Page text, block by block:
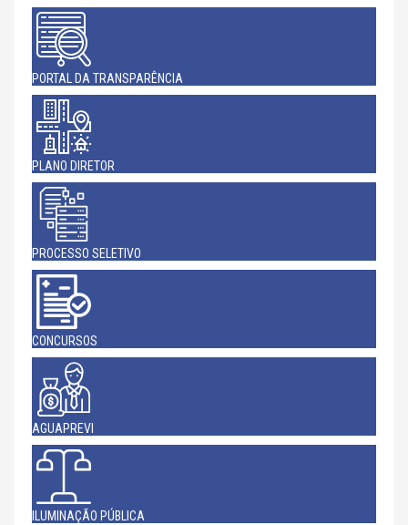
PORTAL DA TRANSPARÊNCIA
PLANO DIRETOR
PROCESSO SELETIVO
CONCURSOS
AGUAPREVI
ILUMINAÇÃO PÚBLICA